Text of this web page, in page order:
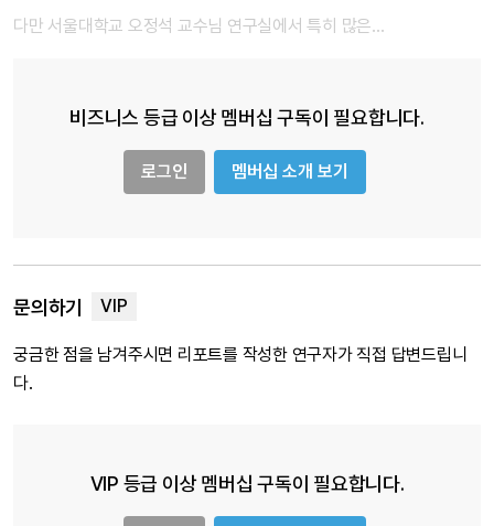
다만 서울대학교 오정석 교수님 연구실에서 특히 많은…
비즈니스 등급 이상 멤버십 구독이 필요합니다.
로그인 멤버십 소개 보기
문의하기
궁금한 점을 남겨주시면 리포트를 작성한 연구자가 직접 답변드립니
다.
VIP 등급 이상 멤버십 구독이 필요합니다.